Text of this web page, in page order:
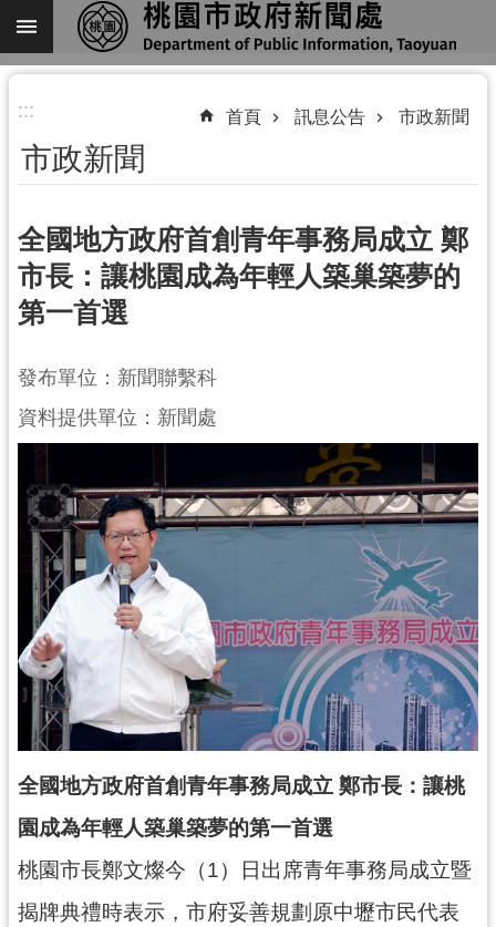
跳到主要內容區塊
進
搜
尋
關
於
們
機
關
訊
錄
業
務
資
訊
訊
公
告
便
民
服
::: 首頁 訊息公告 市政新聞
市政新聞
全國地方政府首創青年事務局成立 鄭
市長：讓桃園成為年輕人築巢築夢的
第一首選
發布單位：新聞聯繫科
資料提供單位：新聞處
全國地方政府首創青年事務局成立 鄭市長：讓桃
園成為年輕人築巢築夢的第一首選
桃園市長鄭文燦今（1）日出席青年事務局成立暨
揭牌典禮時表示，市府妥善規劃原中壢市民代表